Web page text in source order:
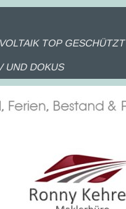
TOP GESCHÜTZT
UND DOKUS